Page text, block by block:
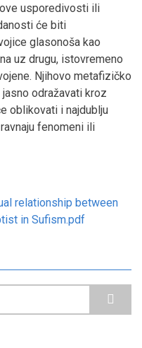
usporedivosti ili
će biti
glasonoša kao
uz drugu, istovremeno
Njihovo metafizičko
odražavati kroz
oblikovati i najdublju
fenomeni ili
relationship between
in Sufism.pdf